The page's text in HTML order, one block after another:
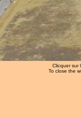
Clicquer sur
To close the